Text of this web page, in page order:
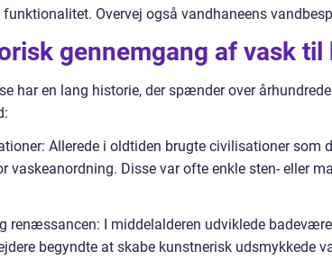
Overvej også vandhaneens
gennemgang af vask
har en lang historie, der spænder over
Allerede i oldtiden brugte civilisationer som
vaskeanordning. Disse var ofte enkle sten- eller
renæssancen: I middelalderen udviklede
begyndte at skabe kunstnerisk udsmykkede